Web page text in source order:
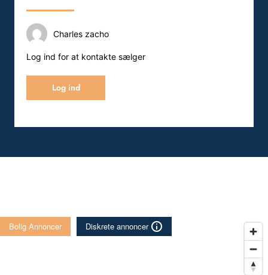
Charles zacho
Log ind for at kontakte sælger
Log ind
Bolig Annoncer Diskrete annoncer